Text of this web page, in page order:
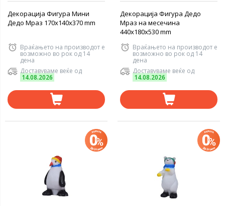
Декорација Фигура Мини
Дедо Мраз 170x140x370 mm
Враќањето на производот е
возможно во рок од 14
дена
Доставуваме веќе од
14.08.2026
Декорација Фигура Дедо
Мраз на месечина
440x180x530 mm
Враќањето на производот е
возможно во рок од 14
дена
Доставуваме веќе од
14.08.2026